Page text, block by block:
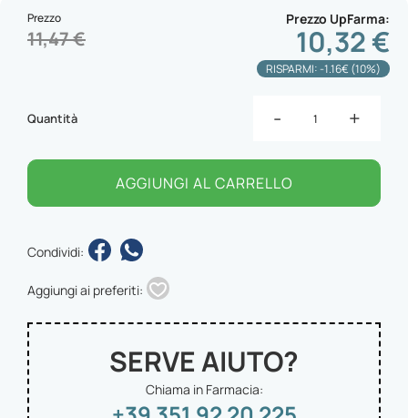
Prezzo UpFarma
10,32 €
Prezzo
11,47 €
RISPARMI: -1.16€ (10%)
Quantità - +
AGGIUNGI AL CARRELLO
Condividi:
Aggiungi ai preferiti:
SERVE AIUTO?
Chiama in Farmacia: